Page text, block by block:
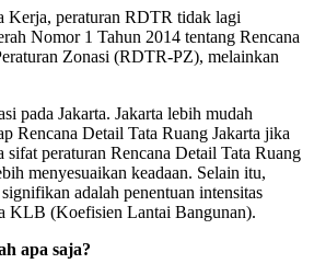
Kerja, peraturan RDTR tidak lagi
Nomor 1 Tahun 2014 tentang Rencana
Zonasi (RDTR-PZ), melainkan
pada Jakarta. Jakarta lebih mudah
Rencana Detail Tata Ruang Jakarta jika
sifat peraturan Rencana Detail Tata Ruang
menyesuaikan keadaan. Selain itu,
adalah penentuan intensitas
KLB (Koefisien Lantai Bangunan).
apa saja?